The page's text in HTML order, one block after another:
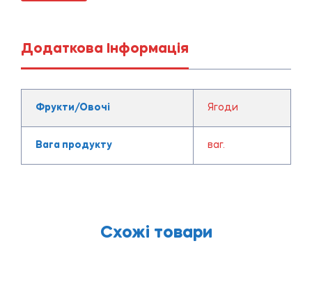
Додаткова Інформація
Фрукти/Овочі Ягоди
Вага продукту ваг.
Схожі товари